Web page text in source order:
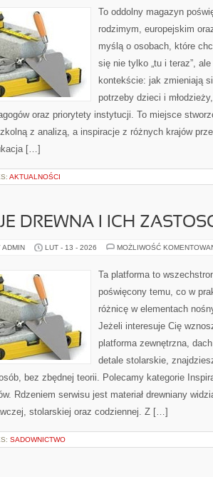
To oddolny magazyn
rodzimym, europejskim
myślą o osobach, które
się nie tylko „tu i teraz”,
kontekście: jak zmieniają
potrzeby dzieci i
oraz priorytety instytucji. To miejsce
z analizą, a inspiracje z różnych krajów
[…]
AKTUALNOŚCI
DREWNA I ICH
ADMIN LUT - 13 - 2026 MOŻLIWOŚĆ
Ta platforma to
poświęcony temu, co w
różnicę w elementach
Jeżeli interesuje Cię
platforma zewnętrzna,
detale stolarskie,
bez zbędnej teorii. Polecamy kategorie
Rdzeniem serwisu jest materiał drewniany
stolarskiej oraz codziennej. Z […]
SADOWNICTWO